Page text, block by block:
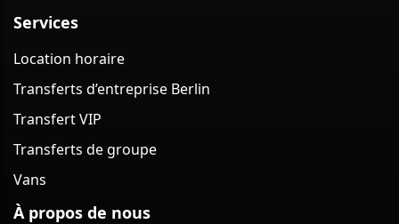
Services
Location horaire
Transferts d’entreprise Berlin
Transfert VIP
Transferts de groupe
Vans
À propos de nous